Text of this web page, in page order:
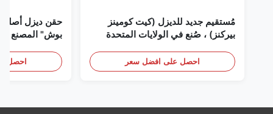
مُستقيم جديد للديزل (كيت كومينز
بيركنز) ، صُنع في الولايات المتحدة
(بيركنز) ، كل شيء جديد
احصل على افضل سعر
حقن ديزل
بوش" المصنع في
احصل